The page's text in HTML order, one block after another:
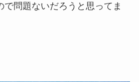
で問題ないだろうと思ってま